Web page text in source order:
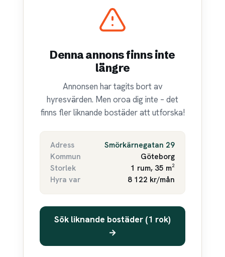
Denna annons finns inte
längre
Annonsen har tagits bort av
hyresvärden. Men oroa dig inte – det
finns fler liknande bostäder att utforska!
Adress
Smörkärnegatan 29
Kommun
Göteborg
Storlek
1 rum, 35 m²
Hyra var
8 122 kr/mån
Sök liknande bostäder (1 rok)
→